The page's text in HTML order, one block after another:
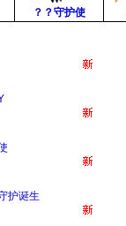
？？守护使
护诞生